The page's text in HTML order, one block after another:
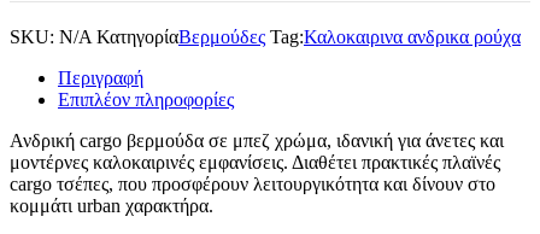
SKU: N/A ΚατηγορίαΒερμούδες Tag:Καλοκαιρινα ανδρικα ρούχα
Περιγραφή
Επιπλέον πληροφορίες
Ανδρική cargo βερμούδα σε μπεζ χρώμα, ιδανική για άνετες και
μοντέρνες καλοκαιρινές εμφανίσεις. Διαθέτει πρακτικές πλαϊνές
cargo τσέπες, που προσφέρουν λειτουργικότητα και δίνουν στο
κομμάτι urban χαρακτήρα.